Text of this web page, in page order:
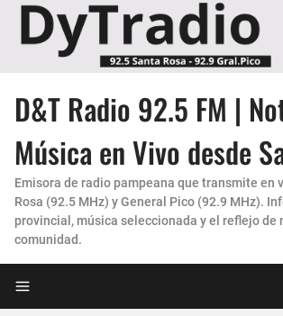
D&T Radio 92.5 FM |
Música en Vivo desde
Emisora de radio pampeana que transmite en
Rosa (92.5 MHz) y General Pico (92.9 MHz).
provincial, música seleccionada y el reflejo de
comunidad.
Un Faro de Cuidado para Nuestros
Invitación Taller “Padres preparados,
Vicky Fleck presenta su primer trabajo
Danzas Amanecer sureño en Con